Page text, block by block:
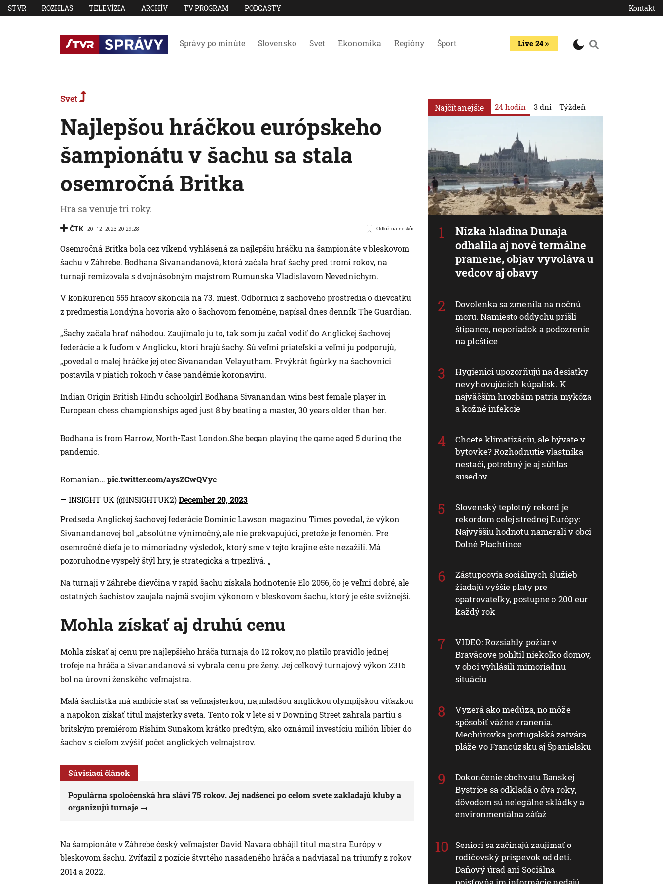
STVR ROZHLAS TELEVÍZIA ARCHÍV TV PROGRAM PODCASTY Kontakt
Správy po minúte Slovensko Svet Ekonomika Regióny Šport Live 24
Svet
Najlepšou hráčkou európskeho
šampionátu v šachu sa stala
osemročná Britka
Hra sa venuje tri roky.
ČTK 20. 12. 2023 20:29:28 Odlož na neskôr
Osemročná Britka bola cez víkend vyhlásená za najlepšiu hráčku na šampionáte v bleskovom
šachu v Záhrebe. Bodhana Sivanandanová, ktorá začala hrať šachy pred tromi rokov, na
turnaji remizovala s dvojnásobným majstrom Rumunska Vladislavom Nevednichym.
V konkurencii 555 hráčov skončila na 73. miest. Odborníci z šachového prostredia o dievčatku
z predmestia Londýna hovoria ako o šachovom fenoméne, napísal dnes denník The Guardian.
„Šachy začala hrať náhodou. Zaujímalo ju to, tak som ju začal vodiť do Anglickej šachovej
federácie a k ľuďom v Anglicku, ktorí hrajú šachy. Sú veľmi priateľskí a veľmi ju podporujú,
„povedal o malej hráčke jej otec Sivanandan Velayutham. Prvýkrát figúrky na šachovnici
postavila v piatich rokoch v čase pandémie koronaviru.
Indian Origin British Hindu schoolgirl Bodhana Sivanandan wins best female player in
European chess championships aged just 8 by beating a master, 30 years older than her.
Bodhana is from Harrow, North-East London.She began playing the game aged 5 during the
pandemic.
Romanian… pic.twitter.com/aysZCwQVyc
— INSIGHT UK (@INSIGHTUK2)December 20, 2023
Predseda Anglickej šachovej federácie Dominic Lawson magazínu Times povedal, že výkon
Sivanandanovej bol „absolútne výnimočný, ale nie prekvapujúci, pretože je fenomén. Pre
osemročné dieťa je to mimoriadny výsledok, ktorý sme v tejto krajine ešte nezažili. Má
pozoruhodne vyspelý štýl hry, je strategická a trpezlivá. „
Na turnaji v Záhrebe dievčina v rapid šachu získala hodnotenie Elo 2056, čo je veľmi dobré, ale
ostatných šachistov zaujala najmä svojím výkonom v bleskovom šachu, ktorý je ešte svižnejší.
Mohla získať aj druhú cenu
Mohla získať aj cenu pre najlepšieho hráča turnaja do 12 rokov, no platilo pravidlo jednej
trofeje na hráča a Sivanandanová si vybrala cenu pre ženy. Jej celkový turnajový výkon 2316
bol na úrovni ženského veľmajstra.
Malá šachistka má ambície stať sa veľmajsterkou, najmladšou anglickou olympijskou víťazkou
a napokon získať titul majsterky sveta. Tento rok v lete si v Downing Street zahrala partiu s
britským premiérom Rishim Sunakom krátko predtým, ako oznámil investíciu milión libier do
šachov s cieľom zvýšiť počet anglických veľmajstrov.
Súvisiaci článok
Populárna spoločenská hra slávi 75 rokov. Jej nadšenci po celom svete zakladajú kluby a
organizujú turnaje
Na šampionáte v Záhrebe český veľmajster David Navara obhájil titul majstra Európy v
bleskovom šachu. Zvíťazil z pozície štvrtého nasadeného hráča a nadviazal na triumfy z rokov
2014 a 2022.
Najčítanejšie 24 hodín
Nízka hladina Dunaja
odhalila aj nové termálne
pramene, objav vyvoláva u
vedcov aj obavy
Dovolenka sa zmenila na nočnú
moru. Namiesto oddychu prišli
štípance, neporiadok a podozrenie
na ploštice
Hygienici upozorňujú na desiatky
nevyhovujúcich kúpalísk. K
najväčším hrozbám patria mykóza
a kožné infekcie
Chcete klimatizáciu, ale bývate v
bytovke? Rozhodnutie vlastníka
nestačí, potrebný je aj súhlas
susedov
Slovenský teplotný rekord je
rekordom celej strednej Európy:
Najvyššiu hodnotu namerali v obci
Dolné Plachtince
Zástupcovia sociálnych služieb
žiadajú vyššie platy pre
opatrovateľky, postupne o 200 eur
každý rok
VIDEO: Rozsiahly požiar v
Braväcove pohltil niekoľko domov,
v obci vyhlásili mimoriadnu
situáciu
Vyzerá ako medúza, no môže
spôsobiť vážne zranenia.
Mechúrovka portugalská zatvára
pláže vo Francúzsku aj Španielsku
Dokončenie obchvatu Banskej
Bystrice sa odkladá o dva roky,
dôvodom sú nelegálne skládky a
environmentálna záťaž
Seniori sa začínajú zaujímať o
rodičovský príspevok od detí.
Daňový úrad ani Sociálna
3 dni Týždeň